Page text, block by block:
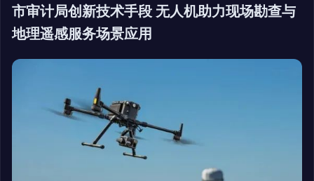
市审计局创新技术手段 无人机助力现场勘查与
地理遥感服务场景应用